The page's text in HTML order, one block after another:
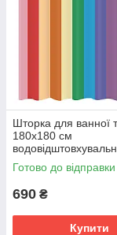
Шторка для ванної
180x180 см
високоякісна з
градієнтом
Готово до відправки
690 ₴
Купити